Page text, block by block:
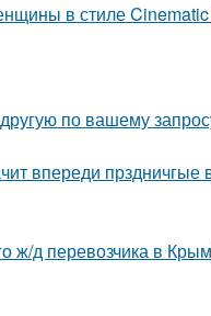
в стиле
по вашему
впереди прздничгые
ж/д перевозчика в